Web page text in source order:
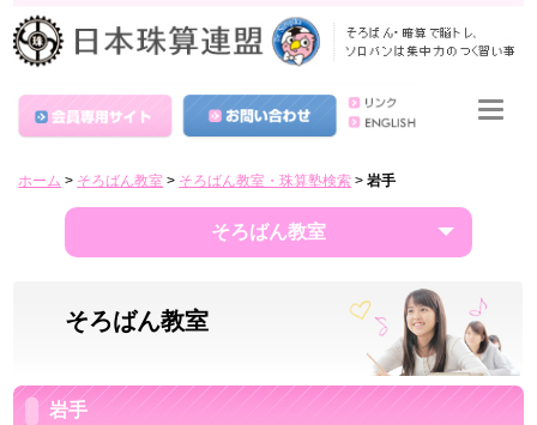
ホーム > そろばん教室 > そろばん教室・珠算塾検索 >岩手
そろばん教室
岩手
そろばん教室